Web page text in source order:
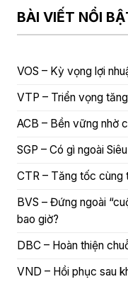
BÀI VIẾT NỔI
VOS – Kỳ vọng lợi
VTP – Triển vọng
ACB – Bền vững nhờ
SGP – Có gì ngoài
CTR – Tăng tốc cùng
BVS – Đứng ngoài
bao giờ?
DBC – Hoàn thiện
VND – Hồi phục sau